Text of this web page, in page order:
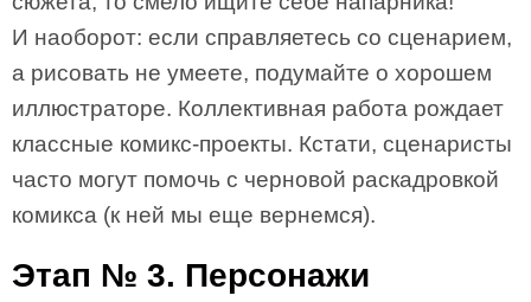
И наоборот: если справляетесь со сценарием,
а рисовать не умеете, подумайте о хорошем
иллюстраторе. Коллективная работа рождает
классные комикс-проекты. Кстати, сценаристы
часто могут помочь с черновой раскадровкой
комикса (к ней мы еще вернемся).
Этап № 3. Персонажи